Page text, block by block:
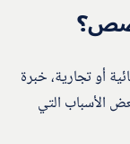
أو تجارية، خبرة
الأسباب التي